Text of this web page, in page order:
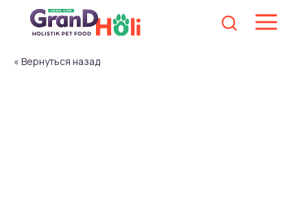
« Вернуться назад